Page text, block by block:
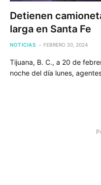
Detienen
larga en Santa Fe
NOTICIAS FEBRERO 20, 2024
Tijuana, B. C., a 20 de
noche del día lunes,